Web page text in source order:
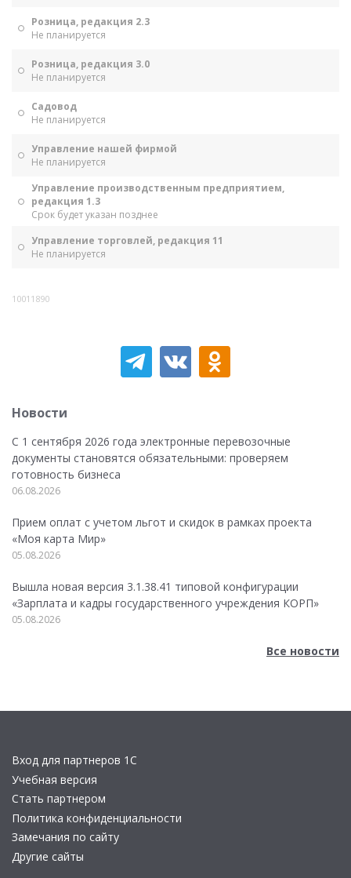
Розница, редакция 2.3
Не планируется
Розница, редакция 3.0
Не планируется
Садовод
Не планируется
Управление нашей фирмой
Не планируется
Управление производственным предприятием,
редакция 1.3
Срок будет указан позднее
Управление торговлей, редакция 11
Не планируется
10011890
Новости
С 1 сентября 2026 года электронные перевозочные
документы становятся обязательными: проверяем
готовность бизнеса
06.08.2026
Прием оплат с учетом льгот и скидок в рамках проекта
«Моя карта Мир»
05.08.2026
Вышла новая версия 3.1.38.41 типовой конфигурации
«Зарплата и кадры государственного учреждения КОРП»
05.08.2026
Все новости
Вход для партнеров 1С
Учебная версия
Стать партнером
Политика конфиденциальности
Замечания по сайту
Другие сайты